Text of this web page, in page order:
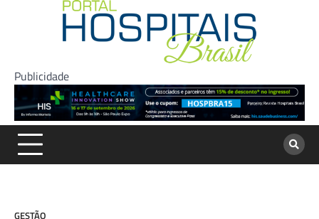
Publicidade
GESTÃO